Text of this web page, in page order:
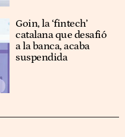
Goin, la ‘fintech’
catalana que desafió
a la banca, acaba
suspendida